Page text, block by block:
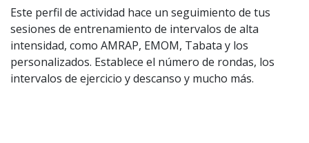
Este perfil de actividad hace un seguimiento de tus
sesiones de entrenamiento de intervalos de alta
intensidad, como AMRAP, EMOM, Tabata y los
personalizados. Establece el número de rondas, los
intervalos de ejercicio y descanso y mucho más.